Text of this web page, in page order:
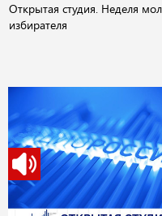
Открытая студия. Неделя
избирателя